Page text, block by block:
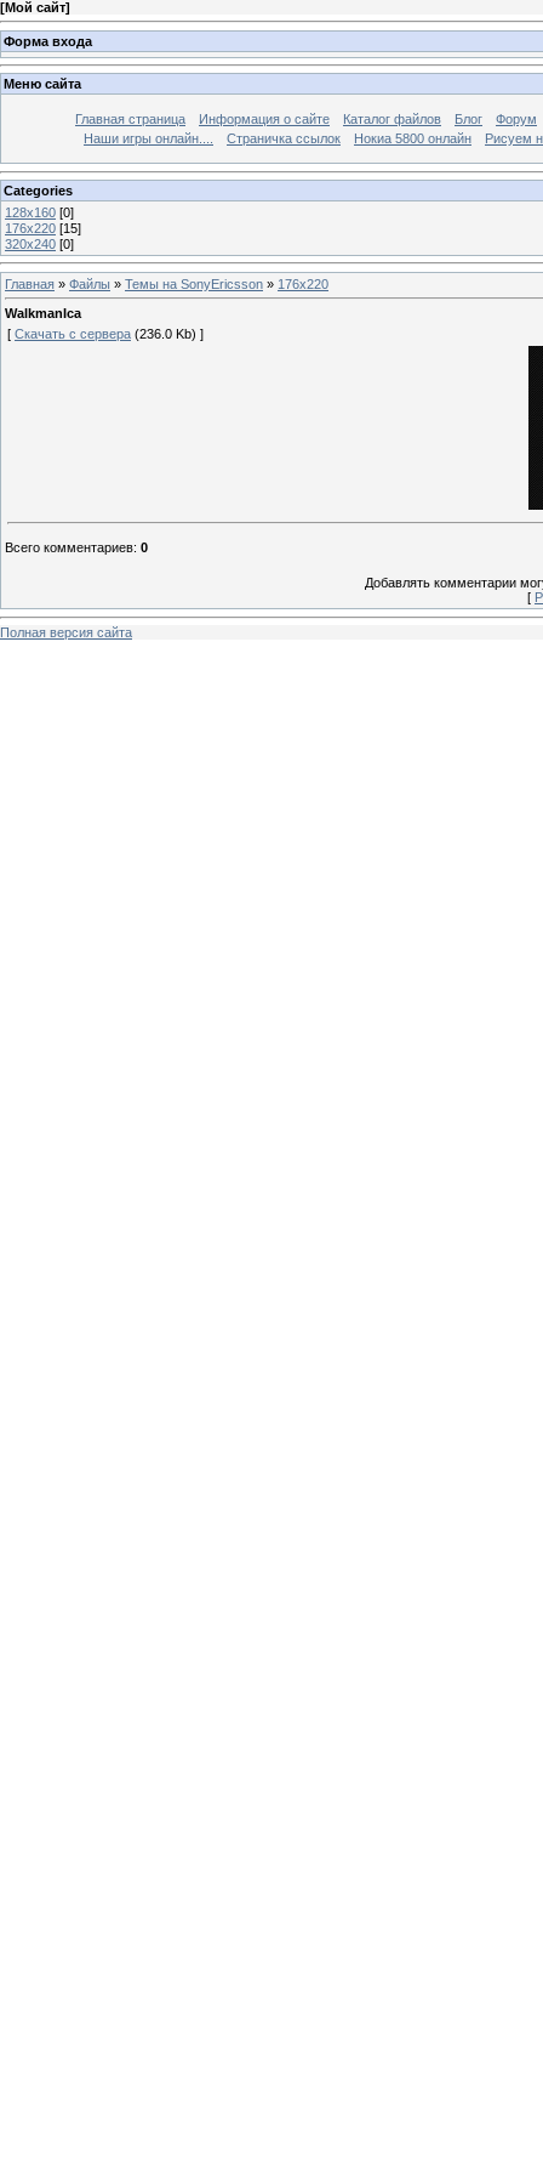
[Мой сайт]
Форма входа
Меню сайта
Главная страница Информация о сайте Каталог файлов Блог
Форум
Наши игры онлайн....
Страничка ссылок Нокиа 5800 онлайн Рисуем
Categories
128х160 [0]
176х220 [15]
320х240 [0]
Главная » Файлы » Темы на SonyEricsson » 176х220
WalkmanIca
[ Скачать с сервера (236.0 Kb) ]
Всего комментариев: 0
Добавлять комментарии
[
Полная версия сайта